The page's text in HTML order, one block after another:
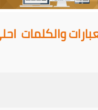
والكلمات